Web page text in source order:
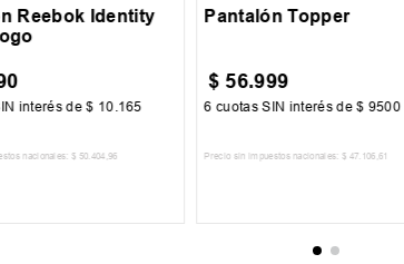
Reebok Identity
interés de$ 10 165
nacionales: $ 50.404 ,96
Pantalón Topper
$ 56.999
6 cuotas SIN interés de$ 9500
Precio sin impuestos nacionales: $ 47. 106 ,61